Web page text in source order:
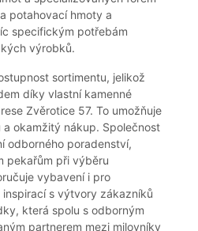
potahovací hmoty a
specifickým potřebám
výrobků.
sortimentu, jelikož
díky vlastní kamenné
Zvěrotice 57. To umožňuje
okamžitý nákup. Společnost
odborného poradenství,
pekařům při výběru
vybavení i pro
s výtvory zákazníků
která spolu s odborným
partnerem mezi milovníky